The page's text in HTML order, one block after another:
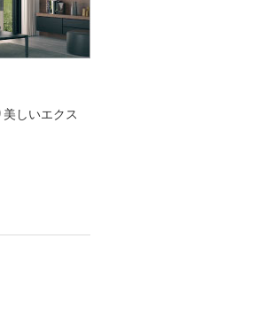
しいエクス